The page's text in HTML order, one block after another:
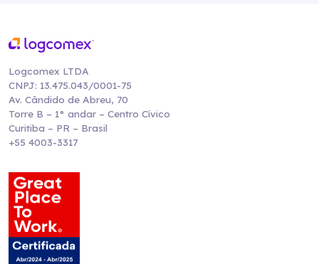
Logcomex LTDA
CNPJ: 13.475.043/0001-75
Av. Cândido de Abreu, 70
Torre B – 1° andar – Centro Cívico
Curitiba – PR – Brasil
+55 4003-3317